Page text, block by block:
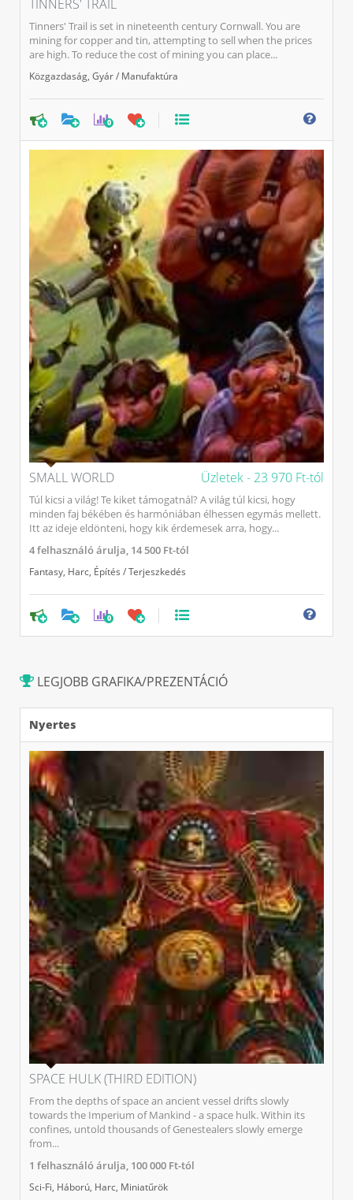
TINNERS' TRAIL
Tinners' Trail is set in nineteenth century Cornwall. You are
mining for copper and tin, attempting to sell when the prices
are high. To reduce the cost of mining you can place...
Közgazdaság Gyár / Manufaktúra
0
Üzletek - 23 970 Ft-tól
SMALL WORLD
Túl kicsi a világ! Te kiket támogatnál? A világ túl kicsi, hogy
minden faj békében és harmóniában élhessen egymás mellett.
Itt az ideje eldönteni, hogy kik érdemesek arra, hogy...
4felhasználó árulja, 14 500 Ft-tól
Fantasy Harc Építés / Terjeszkedés
0
LEGJOBB GRAFIKA/PREZENTÁCIÓ
Nyertes
SPACE HULK (THIRD EDITION)
From the depths of space an ancient vessel drifts slowly
towards the Imperium of Mankind - a space hulk. Within its
confines, untold thousands of Genestealers slowly emerge
from...
1 felhasználó árulja, 100 000 Ft-tól
Sci-Fi Háború Harc Miniatűrök